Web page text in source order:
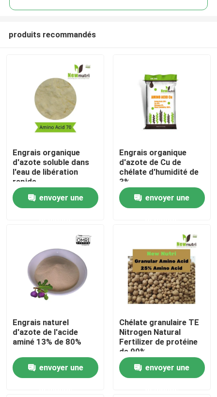
A propos de nous
Contacts
Engrais organique d'acide humique
Engrais organique d'acide aminé
Engrais organique d'azote
Engrais de Humate de potassium
produits recommandés
Engrais organique
d'azote soluble dans
l'eau de libération
rapide
envoyer une
Engrais organique
d'azote de Cu de
chélate d'humidité de
3%
envoyer une
Engrais naturel
d'azote de l'acide
aminé 13% de 80%
envoyer une
Chélate granulaire TE
Nitrogen Natural
Fertilizer de protéine
de 90%
envoyer une